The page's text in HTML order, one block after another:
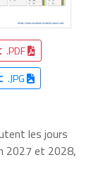
.PDF
.JPG
les jours
2027 et 2028,